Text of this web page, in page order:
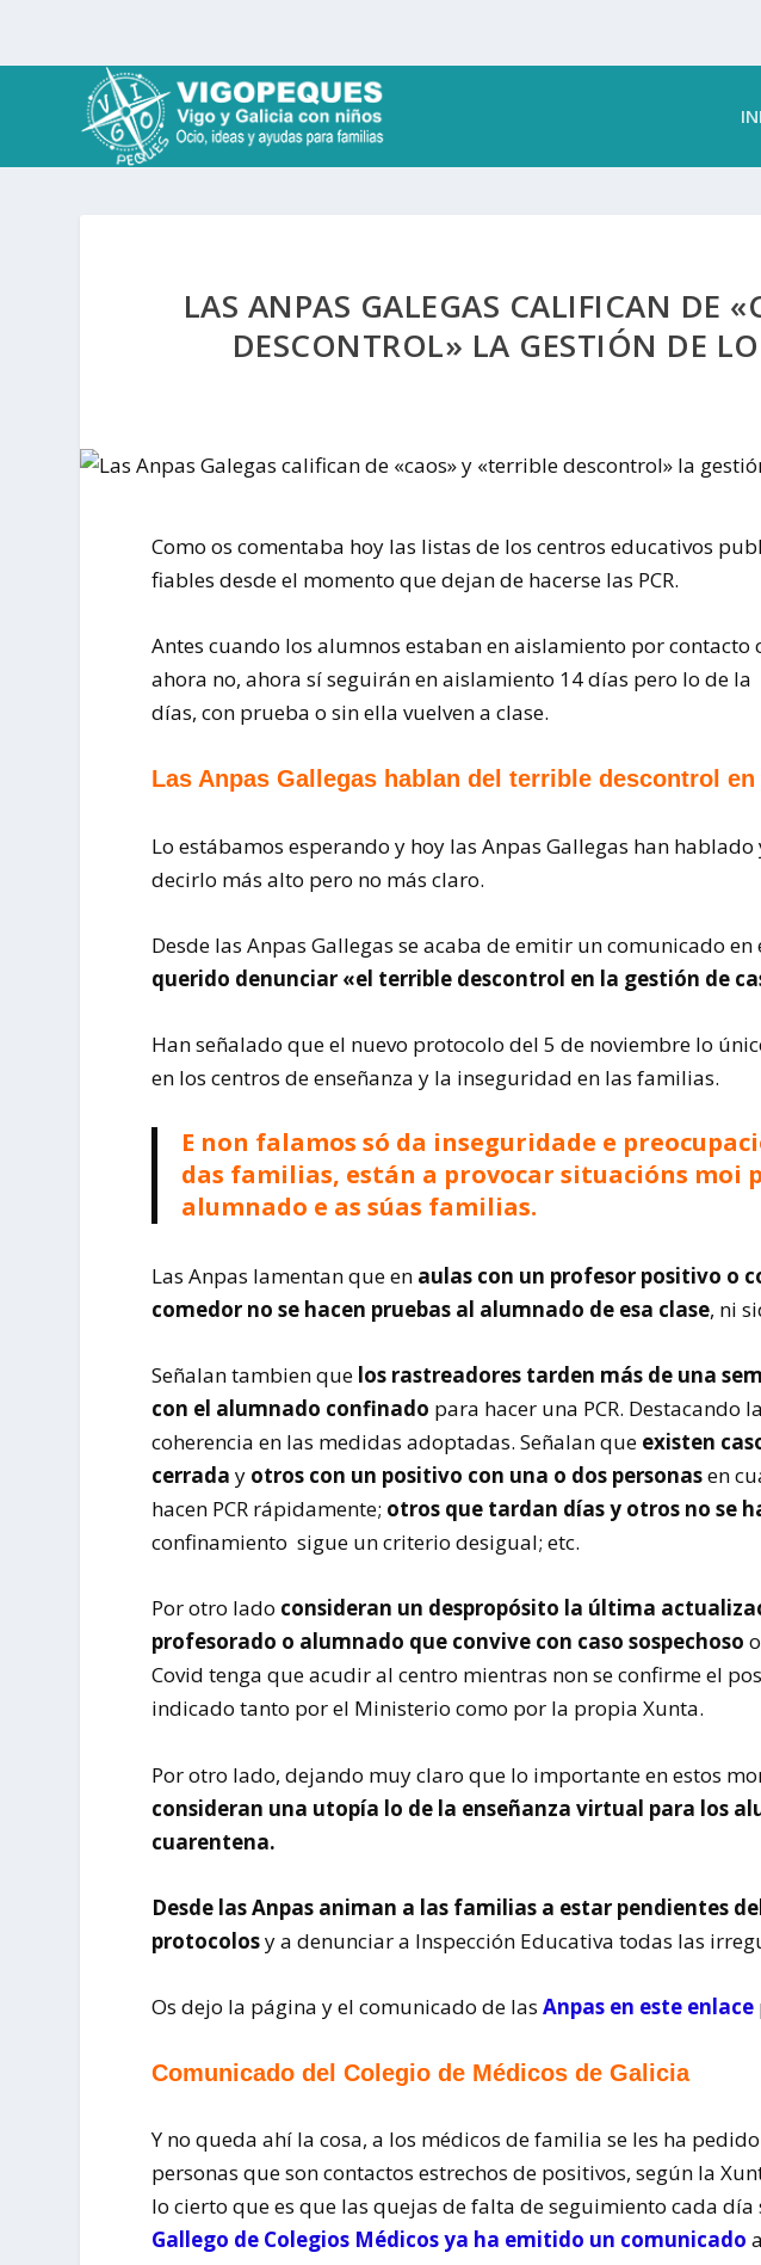
LAS ANPAS GALEGAS CALIFICAN DE
DESCONTROL» LA GESTIÓN DE
Como os comentaba hoy las listas de los centros educativos
fiables desde el momento que dejan de hacerse las PCR.
Antes cuando los alumnos estaban en aislamiento por contacto
ahora no, ahora sí seguirán en aislamiento 14 días pero lo de la
días, con prueba o sin ella vuelven a clase.
Las Anpas Gallegas hablan del terrible descontrol
Lo estábamos esperando y hoy las Anpas Gallegas han
decirlo más alto pero no más claro.
Desde las Anpas Gallegas se acaba de emitir un comunicado
querido denunciar «el terrible descontrol en la gestión de
Han señalado que el nuevo protocolo del 5 de noviembre lo
en los centros de enseñanza y la inseguridad en las familias.
E non falamos só da inseguridade e
das familias, están a provocar situacións moi
alumnado e as súas familias.
Las Anpas lamentan que en aulas con un profesor positivo o
comedor no se hacen pruebas al alumnado de esa clase, ni
Señalan tambien que los rastreadores tarden más de una
con el alumnado confinado para hacer una PCR.
coherencia en las medidas adoptadas. Señalan que existen
cerrada y otros con un positivo con una o dos personasen
hacen PCR rápidamente; otros que tardan días y otros no se
confinamiento sigue un criterio desigual; etc.
Por otro lado consideran un despropósito la última
profesorado o alumnado que convive con caso sospechoso
Covid tenga que acudir al centro mientras non se confirme el
indicado tanto por el Ministerio como por la propia Xunta.
Por otro lado, dejando muy claro que lo importante en estos
consideran una utopía lo de la enseñanza virtual para los
cuarentena.
Desde las Anpas animan a las familias a estar pendientes
protocolosy a denunciar a Inspección Educativa todas las
Os dejo la página y el comunicado de lasAnpas en este enlace
Comunicado del Colegio de Médicos de Galicia
Y no queda ahí la cosa, a los médicos de familia se les ha
personas que son contactos estrechos de positivos, según la
lo cierto que es que las quejas de falta de seguimiento cada día
Gallego de Colegios Médicos ya ha emitido un comunicado